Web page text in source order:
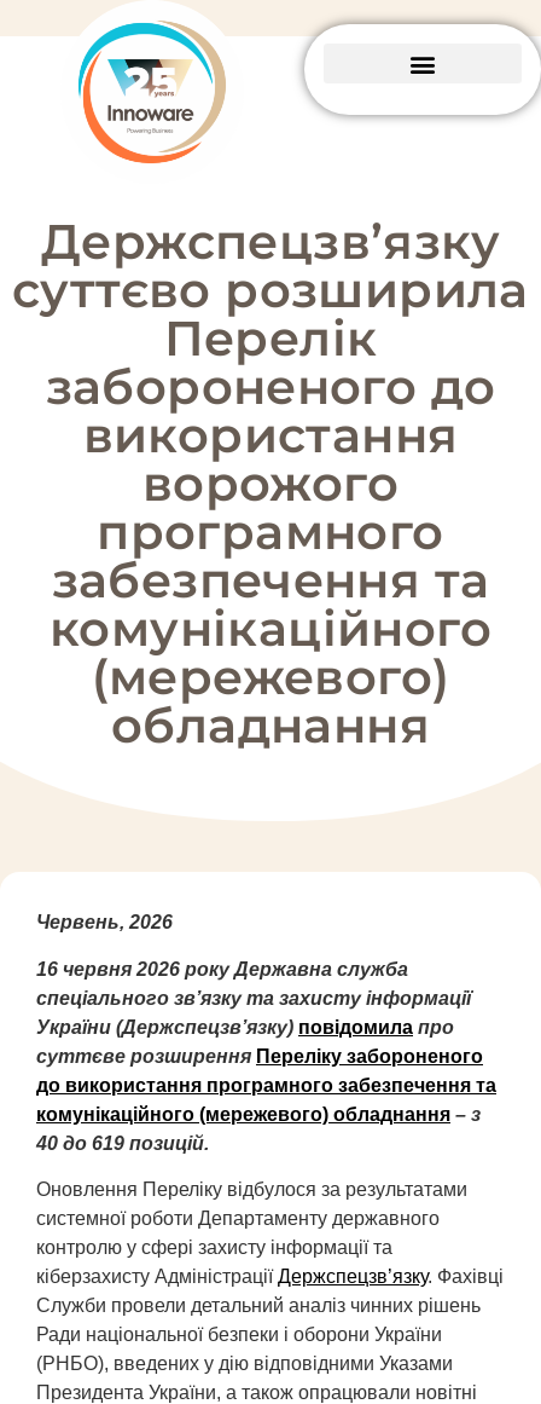
Держспецзв’язку
суттєво розширила
Перелік
забороненого до
використання
ворожого
програмного
забезпечення та
комунікаційного
(мережевого)
обладнання
Червень, 2026
16 червня 2026 року Державна служба
спеціального зв’язку та захисту інформації
України (Держспецзв’язку) повідомила про
суттєве розширення Переліку забороненого
до використання програмного забезпечення та
комунікаційного (мережевого) обладнання – з
40 до 619 позицій.
Оновлення Переліку відбулося за результатами
системної роботи Департаменту державного
контролю у сфері захисту інформації та
кіберзахисту АдміністраціїДержспецзв’язку. Фахівці
Служби провели детальний аналіз чинних рішень
Ради національної безпеки і оборони України
(РНБО), введених у дію відповідними Указами
Президента України, а також опрацювали новітні